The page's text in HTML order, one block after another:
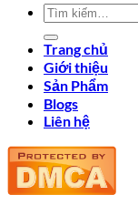
Tìm
kiếm:
Trang chủ
Giới thiệu
Sản Phẩm
Blogs
Liên hệ